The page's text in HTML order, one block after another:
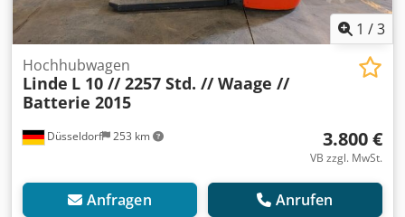
1 /3
Düsseldorf 253 km
Hochhubwagen
Linde L 10 // 2257 Std. // Waage //
Batterie 2015
3.800 €
VB zzgl. MwSt.
Anfragen Anrufen